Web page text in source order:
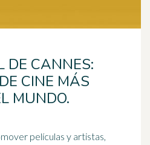
DE CANNES:
CINE MÁS
MUNDO.
películas y artistas,